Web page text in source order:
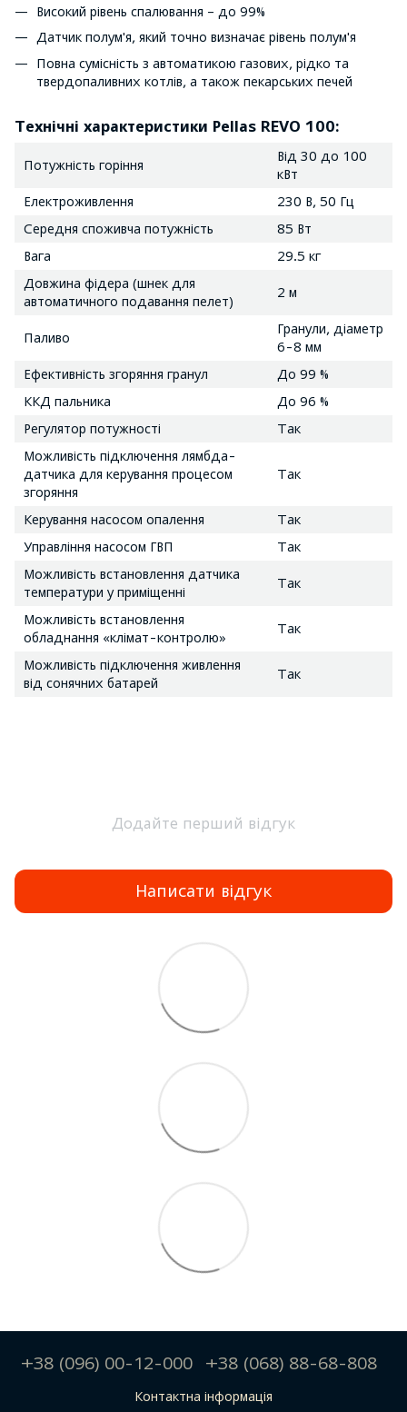
Високий рівень спалювання – до 99%
Датчик полум'я, який точно визначає рівень полум'я
Повна сумісність з автоматикою газових, рідко та
твердопаливних котлів, а також пекарських печей
Технічні характеристики Pellas REVO 100:
Потужність горіння
Від 30 до 100
кВт
Електроживлення
230 В, 50 Гц
Середня споживча потужність
85 Вт
Вага
29.5 кг
Довжина фідера (шнек для
автоматичного подавання пелет)
2 м
Паливо
Гранули, діаметр
6-8 мм
Ефективність згоряння гранул
До 99 %
ККД пальника
До 96 %
Регулятор потужності
Так
Можливість підключення лямбда-
датчика для керування процесом
згоряння
Так
Керування насосом опалення
Так
Управління насосом ГВП
Так
Можливість встановлення датчика
температури у приміщенні
Так
Можливість встановлення
обладнання «клімат-контролю»
Так
Можливість підключення живлення
від сонячних батарей
Так
Додайте перший відгук
Написати відгук
+38 (096) 00-12-000 +38 (068) 88-68-808
Контактна інформація